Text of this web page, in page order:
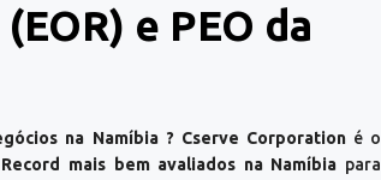
e PEO da
na Namíbia ? Cserve Corporationé o
mais bem avaliados na Namíbia para